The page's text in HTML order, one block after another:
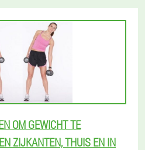
OM GEWICHT TE
ZIJKANTEN, THUIS EN IN